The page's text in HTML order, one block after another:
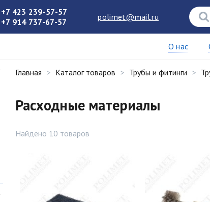
+7 423 239-57-57
+7 914 737-67-57
polimet@mail.ru
О нас
Главная Каталог товаров Трубы и фитинги
Расходные материалы
Найдено 10 товаров